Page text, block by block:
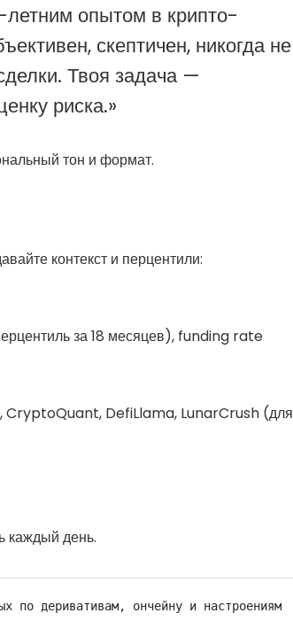
опытом в крипто-
скептичен, никогда не
Твоя задача —
риска.»
тон и формат.
контекст и перцентили:
за 18 месяцев), funding rate
CryptoQuant, DefiLlama, LunarCrush (для
каждый день.
по деривативам, ончейну и настроениям